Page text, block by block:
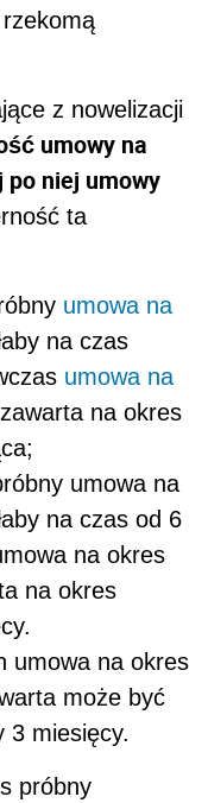
z nowelizacji
umowy na
po niej umowy
ta
umowa na
na czas
umowa na
na okres
umowa na
na czas od 6
na okres
na okres
umowa na okres
może być
3 miesięcy.
próbny